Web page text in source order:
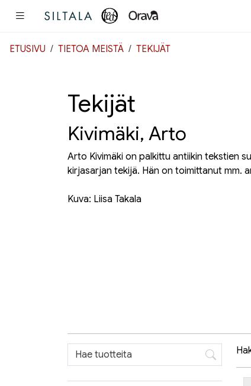
ETUSIVU TIETOA MEISTÄ TEKIJÄT
Tekijät
Kivimäki, Arto
Arto Kivimäki on palkittu antiikin tekstien
kirjasarjan tekijä. Hän on toimittanut mm.
Kuva: Liisa Takala